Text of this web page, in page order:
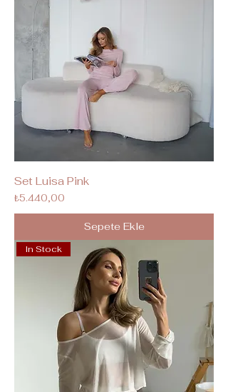
Set Luisa Pink
Fiyat
₺5.440,00
Sepete Ekle
In Stock